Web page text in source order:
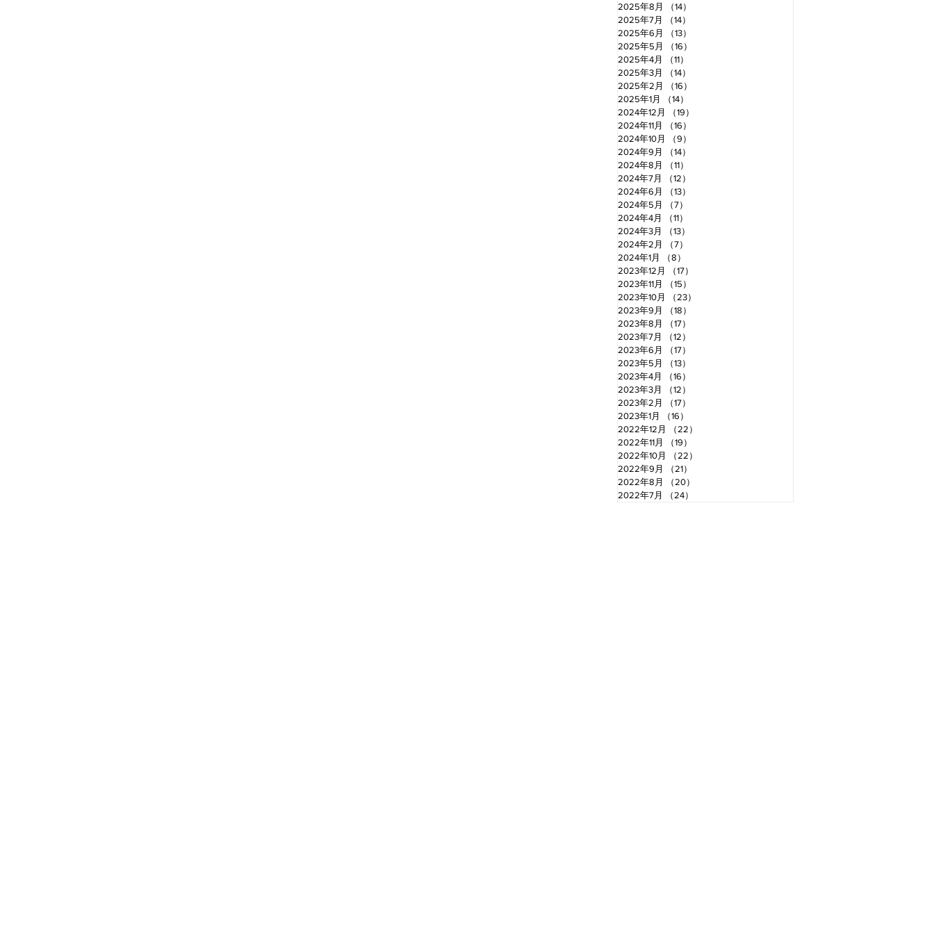
2025年8月
（14）
2025年7月
（14）
2025年6月
（13）
2025年5月
（16）
2025年4月
（11）
2025年3月
（14）
2025年2月
（16）
2025年1月
（14）
2024年12月
（19）
2024年11月
（16）
2024年10月
（9）
2024年9月
（14）
2024年8月
（11）
2024年7月
（12）
2024年6月
（13）
2024年5月
（7）
2024年4月
（11）
2024年3月
（13）
2024年2月
（7）
2024年1月
（8）
2023年12月
（17）
2023年11月
（15）
2023年10月
（23）
2023年9月
（18）
2023年8月
（17）
2023年7月
（12）
2023年6月
（17）
2023年5月
（13）
2023年4月
（16）
2023年3月
（12）
2023年2月
（17）
2023年1月
（16）
2022年12月
（22）
2022年11月
（19）
2022年10月
（22）
2022年9月
（21）
2022年8月
（20）
2022年7月
（24）